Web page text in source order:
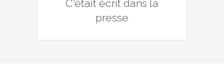
C'était écrit dans la
presse